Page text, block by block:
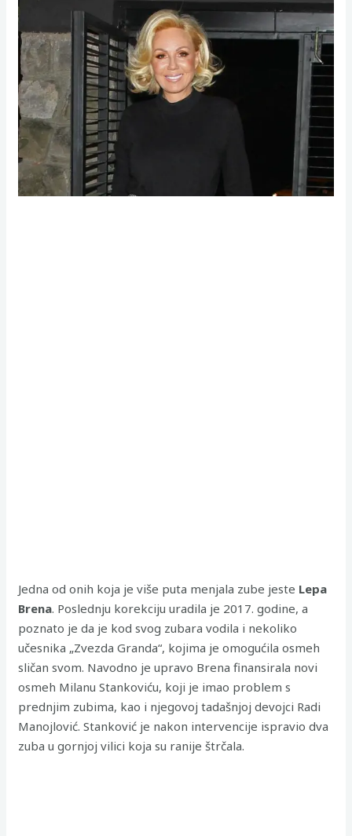
Jedna od onih koja je više puta menjala zube jeste Lepa
Brena. Poslednju korekciju uradila je 2017. godine, a
poznato je da je kod svog zubara vodila i nekoliko
učesnika „Zvezda Granda“, kojima je omogućila osmeh
sličan svom. Navodno je upravo Brena finansirala novi
osmeh Milanu Stankoviću, koji je imao problem s
prednjim zubima, kao i njegovoj tadašnjoj devojci Radi
Manojlović. Stanković je nakon intervencije ispravio dva
zuba u gornjoj vilici koja su ranije štrčala.